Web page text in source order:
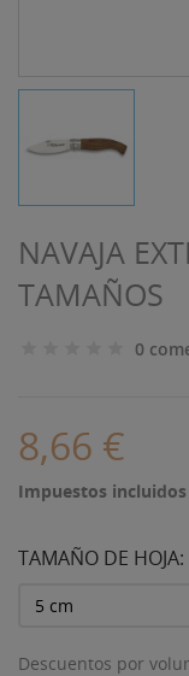
NAVAJA
TAMAÑOS
0
8,66 €
Impuestos incluidos
TAMAÑO DE HOJA:
Descuentos por